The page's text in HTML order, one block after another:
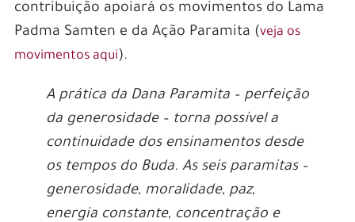
contribuição apoiará os movimentos do Lama
Padma Samten e da Ação Paramita (veja os
movimentos aqui).
A prática da Dana Paramita – perfeição
da generosidade – torna possível a
continuidade dos ensinamentos desde
os tempos do Buda. As seis paramitas –
generosidade, moralidade, paz,
energia constante, concentração e